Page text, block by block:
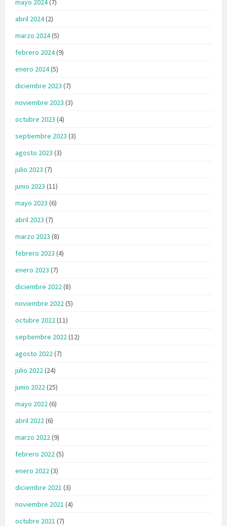
mayo 2024(7)
abril 2024(2)
marzo 2024(5)
febrero 2024(9)
enero 2024(5)
diciembre 2023 (7)
noviembre 2023 (3)
octubre 2023 (4)
septiembre 2023 (3)
agosto 2023 (3)
julio 2023 (7)
junio 2023 (11)
mayo 2023 (6)
abril 2023 (7)
marzo 2023 (8)
febrero 2023 (4)
enero 2023 (7)
diciembre 2022(8)
noviembre 2022(5)
octubre 2022(11)
septiembre 2022(12)
agosto 2022(7)
julio 2022(24)
junio 2022(25)
mayo 2022(6)
abril 2022(6)
marzo 2022(9)
febrero 2022(5)
enero 2022(3)
diciembre 2021 (3)
noviembre 2021 (4)
octubre 2021 (7)